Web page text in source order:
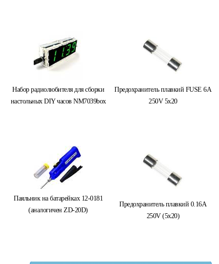
Набор радиолюбителя для сборки
настольных DIY часов NM7039box
Предохранитель плавкий FUSE 6A
250V 5х20
Паяльник на батарейках 12-0181
(аналогичен ZD-20D)
Предохранитель плавкий 0.16A
250V (5x20)